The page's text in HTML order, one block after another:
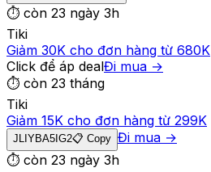
⏱ còn 23 ngày 3h
Tiki
Giảm 30K cho đơn hàng từ 680K
Click để áp dealĐi mua →
⏱ còn 23 tháng
Tiki
Giảm 15K cho đơn hàng từ 299K
JLIYBA5IG2📋 Copy Đi mua →
⏱ còn 23 ngày 3h